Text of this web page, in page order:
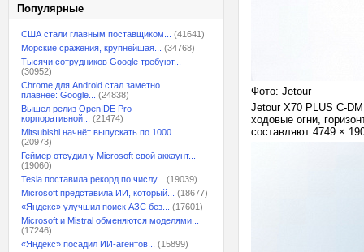
Популярные
США стали главным поставщиком...
(41641)
Морские сражения, крупнейшая...
(34768)
Тысячи сотрудников Google требуют...
(30952)
Chrome для Android стал заметно
плавнее: Google...
(24838)
Вышел релиз OpenIDE Pro —
корпоративной...
(21474)
Mitsubishi начнёт выпускать по 1000...
(20973)
Геймер отсудил у Microsoft свой аккаунт...
(19060)
Tesla поставила рекорд по числу...
(19039)
Microsoft представила ИИ, который...
(18677)
«Яндекс» улучшил поиск АЗС без...
(17601)
Microsoft и Mistral обменяются моделями...
(17246)
«Яндекс» посадил ИИ-агентов...
(15899)
Фото: Jetour
Jetour X70 PLUS C-
ходовые огни,
составляют 4749 ×